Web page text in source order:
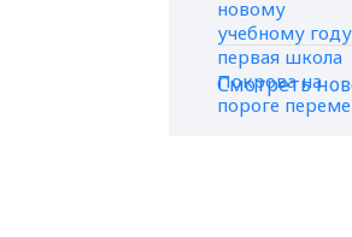
Смотреть